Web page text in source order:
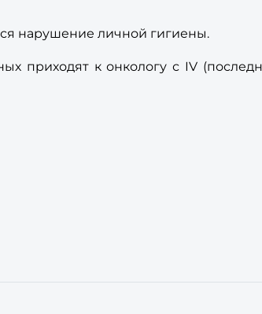
нарушение личной гигиены.
приходят к онкологу с IV